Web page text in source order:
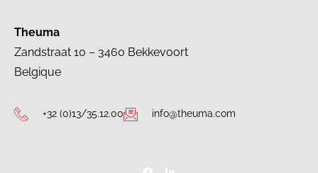
Theuma
Zandstraat 10 – 3460 Bekkevoort
Belgique
+32 (0)13/35.12.00 info@theuma.com